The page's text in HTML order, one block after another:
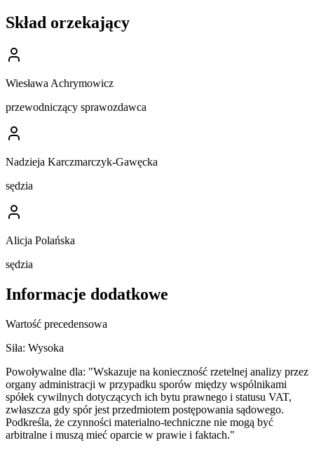
Skład orzekający
Wiesława Achrymowicz
przewodniczący sprawozdawca
Nadzieja Karczmarczyk-Gawęcka
sędzia
Alicja Polańska
sędzia
Informacje dodatkowe
Wartość precedensowa
Siła: Wysoka
Powoływalne dla: "Wskazuje na konieczność rzetelnej analizy przez
organy administracji w przypadku sporów między wspólnikami
spółek cywilnych dotyczących ich bytu prawnego i statusu VAT,
zwłaszcza gdy spór jest przedmiotem postępowania sądowego.
Podkreśla, że czynności materialno-techniczne nie mogą być
arbitralne i muszą mieć oparcie w prawie i faktach."